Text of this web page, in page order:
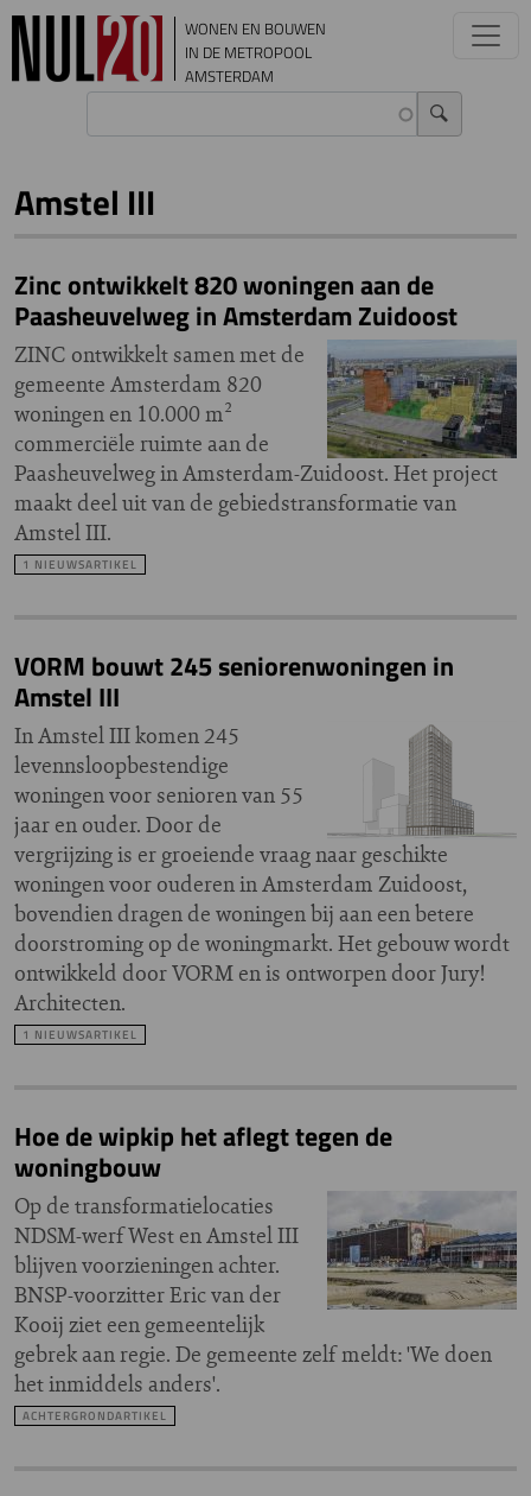
Overslaan en naar de inhoud gaan
WONEN EN BOUWEN
IN DE METROPOOL
AMSTERDAM
Amstel III
Zinc ontwikkelt 820 woningen aan de
Paasheuvelweg in Amsterdam Zuidoost
ZINC ontwikkelt samen met de
gemeente Amsterdam 820
woningen en 10.000 m²
commerciële ruimte aan de
Paasheuvelweg in Amsterdam-Zuidoost. Het project
maakt deel uit van de gebiedstransformatie van
Amstel III.
1 NIEUWSARTIKEL
VORM bouwt 245 seniorenwoningen in
Amstel III
In Amstel III komen 245
levennsloopbestendige
woningen voor senioren van 55
jaar en ouder. Door de
vergrijzing is er groeiende vraag naar geschikte
woningen voor ouderen in Amsterdam Zuidoost,
bovendien dragen de woningen bij aan een betere
doorstroming op de woningmarkt. Het gebouw wordt
ontwikkeld door VORM en is ontworpen door Jury!
Architecten.
1 NIEUWSARTIKEL
Hoe de wipkip het aflegt tegen de
woningbouw
Op de transformatielocaties
NDSM-werf West en Amstel III
blijven voorzieningen achter.
BNSP-voorzitter Eric van der
Kooij ziet een gemeentelijk
gebrek aan regie. De gemeente zelf meldt: 'We doen
het inmiddels anders'.
ACHTERGRONDARTIKEL